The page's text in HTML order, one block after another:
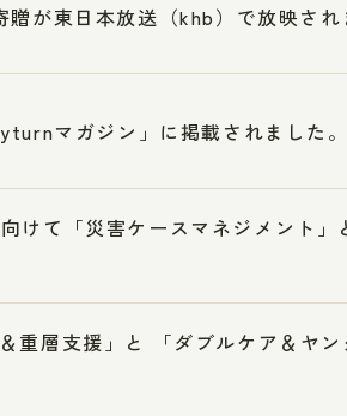
贈が東日本放送（khb）で放映さ
マガジン」に掲載されました
けて「災害ケースマネジメント
重層支援」と 「ダブルケア＆ヤ